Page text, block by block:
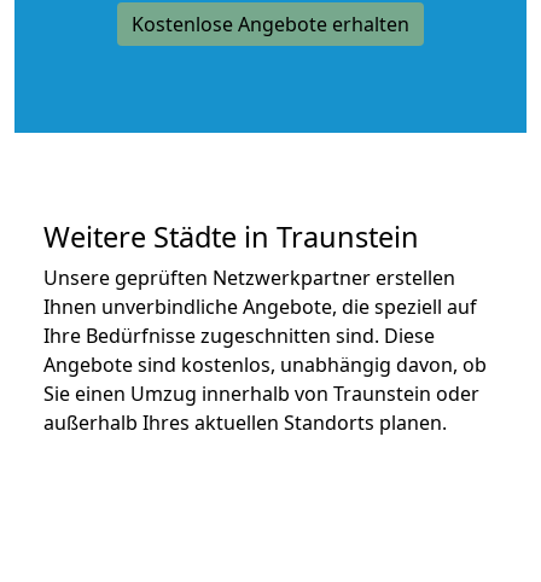
Kostenlose Angebote erhalten
Weitere Städte in Traunstein
Unsere geprüften Netzwerkpartner erstellen
Ihnen unverbindliche Angebote, die speziell auf
Ihre Bedürfnisse zugeschnitten sind. Diese
Angebote sind kostenlos, unabhängig davon, ob
Sie einen Umzug innerhalb von Traunstein oder
außerhalb Ihres aktuellen Standorts planen.